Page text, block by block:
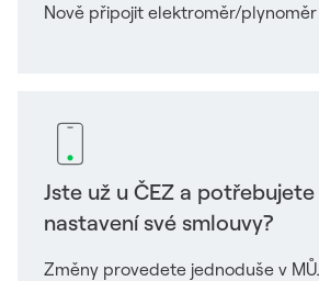
Nově připojit elektroměr/plynoměr
Jste už u ČEZ a
nastavení své smlouvy?
Změny provedete jednoduše v